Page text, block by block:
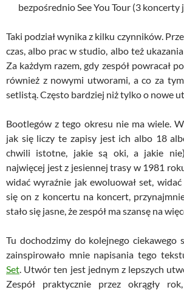
bezpośrednio See You Tour (3 koncerty
Taki podział wynika z kilku czynników.
czas, albo prac w studio, albo też
Za każdym razem, gdy zespół powracał
również z nowymi utworami, a co za
setlistą. Często bardziej niż tylko o nowe
Bootlegów z tego okresu nie ma wiele.
jak się liczy te zapisy jest ich albo 18
chwili istotne, jakie są oki, a jakie
najwięcej jest z jesiennej trasy w 1981
widać wyraźnie jak ewoluował set, widać
się on z koncertu na koncert,
stało się jasne, że zespół ma szansę na
Tu dochodzimy do kolejnego ciekawego
zainspirowało mnie napisania tego
Set. Utwór ten jest jednym z lepszych
Zespół praktycznie przez okrągły